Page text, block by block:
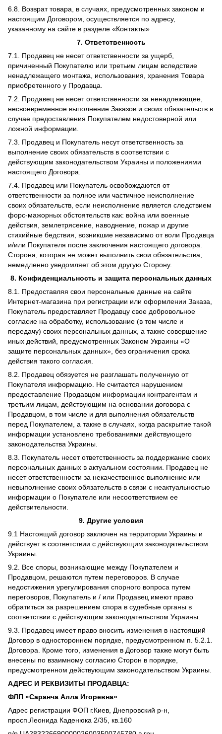
6.8. Возврат товара, в случаях, предусмотренных законом и
настоящим Договором, осуществляется по адресу,
указанному на сайте в разделе «Контакты»
7. Ответственность
7.1. Продавец не несет ответственности за ущерб,
причиненный Покупателю или третьим лицам вследствие
ненадлежащего монтажа, использования, хранения Товара
приобретенного у Продавца.
7.2. Продавец не несет ответственности за ненадлежащее,
несвоевременное выполнение Заказов и своих обязательств в
случае предоставления Покупателем недостоверной или
ложной информации.
7.3. Продавец и Покупатель несут ответственность за
выполнение своих обязательств в соответствии с
действующим законодательством Украины и положениями
настоящего Договора.
7.4. Продавец или Покупатель освобождаются от
ответственности за полное или частичное неисполнение
своих обязательств, если неисполнение является следствием
форс-мажорных обстоятельств как: война или военные
действия, землетрясение, наводнение, пожар и другие
стихийные бедствия, возникшие независимо от воли Продавца
и/или Покупателя после заключения настоящего договора.
Сторона, которая не может выполнить свои обязательства,
немедленно уведомляет об этом другую Сторону.
8. Конфиденциальность и защита персональных данных
8.1. Предоставляя свои персональные данные на сайте
Интернет-магазина при регистрации или оформлении Заказа,
Покупатель предоставляет Продавцу свое добровольное
согласие на обработку, использование (в том числе и
передачу) своих персональных данных, а также совершение
иных действий, предусмотренных Законом Украины «О
защите персональных данных», без ограничения срока
действия такого согласия.
8.2. Продавец обязуется не разглашать полученную от
Покупателя информацию. Не считается нарушением
предоставление Продавцом информации контрагентам и
третьим лицам, действующим на основании договора с
Продавцом, в том числе и для выполнения обязательств
перед Покупателем, а также в случаях, когда раскрытие такой
информации установлено требованиями действующего
законодательства Украины.
8.3. Покупатель несет ответственность за поддержание своих
персональных данных в актуальном состоянии. Продавец не
несет ответственности за некачественное выполнение или
невыполнение своих обязательств в связи с неактуальностью
информации о Покупателе или несоответствием ее
действительности.
9. Другие условия
9.1 Настоящий договор заключен на территории Украины и
действует в соответствии с действующим законодательством
Украины.
9.2. Все споры, возникающие между Покупателем и
Продавцом, решаются путем переговоров. В случае
недостижения урегулирования спорного вопроса путем
переговоров, Покупатель и / или Продавец имеют право
обратиться за разрешением спора в судебные органы в
соответствии с действующим законодательством Украины.
9.3. Продавец имеет право вносить изменения в настоящий
Договор в одностороннем порядке, предусмотренном п. 5.2.1.
Договора. Кроме того, изменения в Договор также могут быть
внесены по взаимному согласию Сторон в порядке,
предусмотренном действующим законодательством Украины.
АДРЕС И РЕКВИЗИТЫ ПРОДАВЦА:
ФЛП «Саранча Алла Игоревна»
Адрес регистрации ФОП г.Киев, Днепровский р-н,
просп.Леонида Каденюка 2/35, кв.160